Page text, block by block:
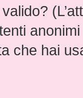
che hai